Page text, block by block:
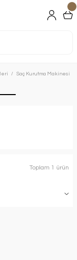
Saç Kurutma Makinesi
Toplam 1 ürün